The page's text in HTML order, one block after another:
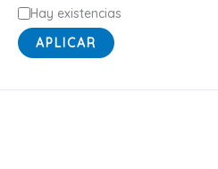
o
r
E
s
a
Hay existencias
APLICAR